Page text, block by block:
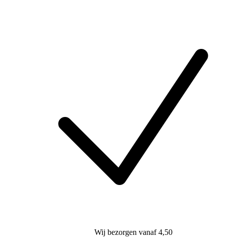
Wij bezorgen vanaf 4,50